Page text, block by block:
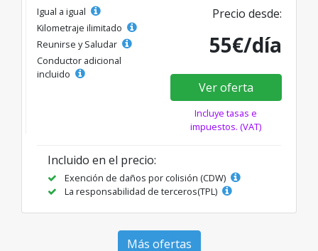
Igual a igual
Kilometraje ilimitado
Reunirse y Saludar
Conductor adicional
incluido
Precio desde:
55€/día
Ver oferta
Incluye tasas e
impuestos. (VAT)
Incluido en el precio:
Exención de daños por colisión (CDW)
La responsabilidad de terceros(TPL)
Más ofertas